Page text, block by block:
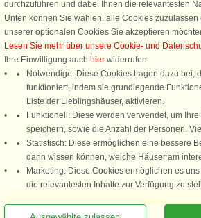
Rufen
an. Verpassen Sie nie wieder exklusive
Urlaubstipps!
Newsletter abonnieren
Folgen Sie uns:
DanCenter
basierend auf mehr 135.870
durchzuführen und dabei Ihnen die relevantesten
Unten können Sie wählen, alle Cookies
unserer optionalen Cookies Sie akzeptieren
Lesen Sie mehr über unsere Cookie- und
Ihre Einwilligung auch hier widerrufen.
Notwendige: Diese Cookies tragen dazu bei,
funktioniert, indem sie grundlegende
Liste der Lieblingshäuser, aktivieren.
Funktionell: Diese werden verwendet, um
speichern, sowie die Anzahl der Personen,
Statistisch: Diese ermöglichen eine bessere
dann wissen können, welche Häuser am
Marketing: Diese Cookies ermöglichen es
die relevantesten Inhalte zur Verfügung zu